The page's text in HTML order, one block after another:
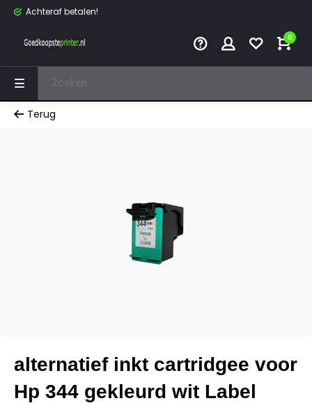
Achteraf betalen!
0
Terug
alternatief inkt cartridgee voor
Hp 344 gekleurd wit Label